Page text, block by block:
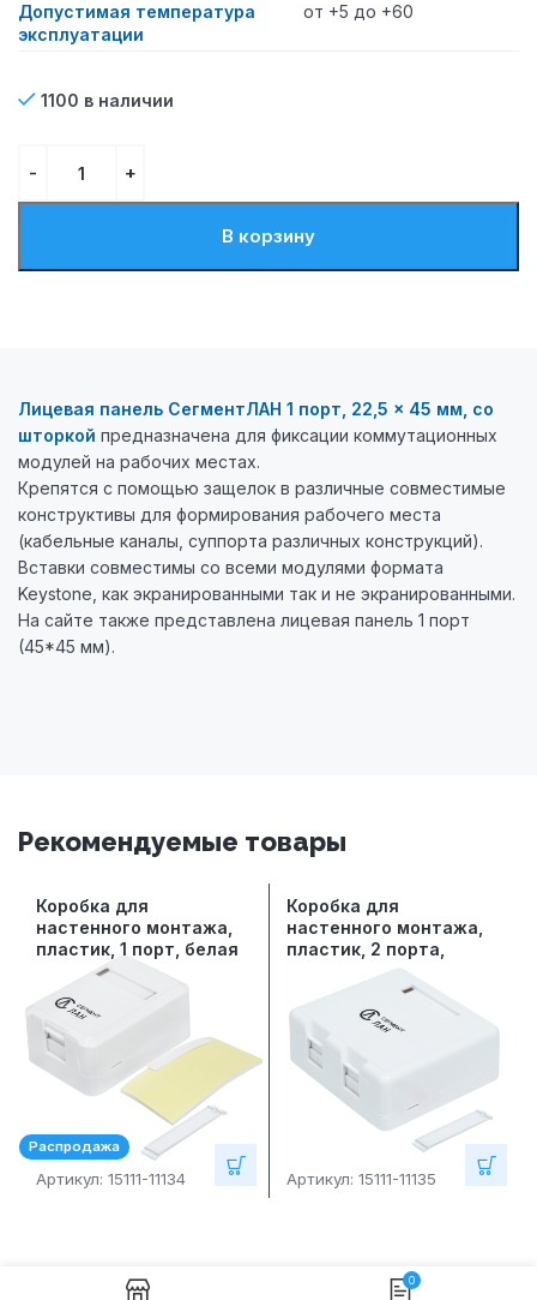
Допустимая температура
эксплуатации
от +5 до +60
1100 в наличии
В корзину
Лицевая панель СегментЛАН 1 порт, 22,5 × 45 мм, со
шторкой предназначена для фиксации коммутационных
модулей на рабочих местах.
Крепятся с помощью защелок в различные совместимые
конструктивы для формирования рабочего места
(кабельные каналы, суппорта различных конструкций).
Вставки совместимы со всеми модулями формата
Keystone, как экранированными так и не экранированными.
На сайте также представлена лицевая панель 1 порт
(45*45 мм).
Рекомендуемые товары
Распродажа
Коробка для
настенного монтажа,
пластик, 1 порт, белая
Артикул: 15111-11134
Коробка для
настенного монтажа,
пластик, 2 порта,
Артикул: 15111-11135
0